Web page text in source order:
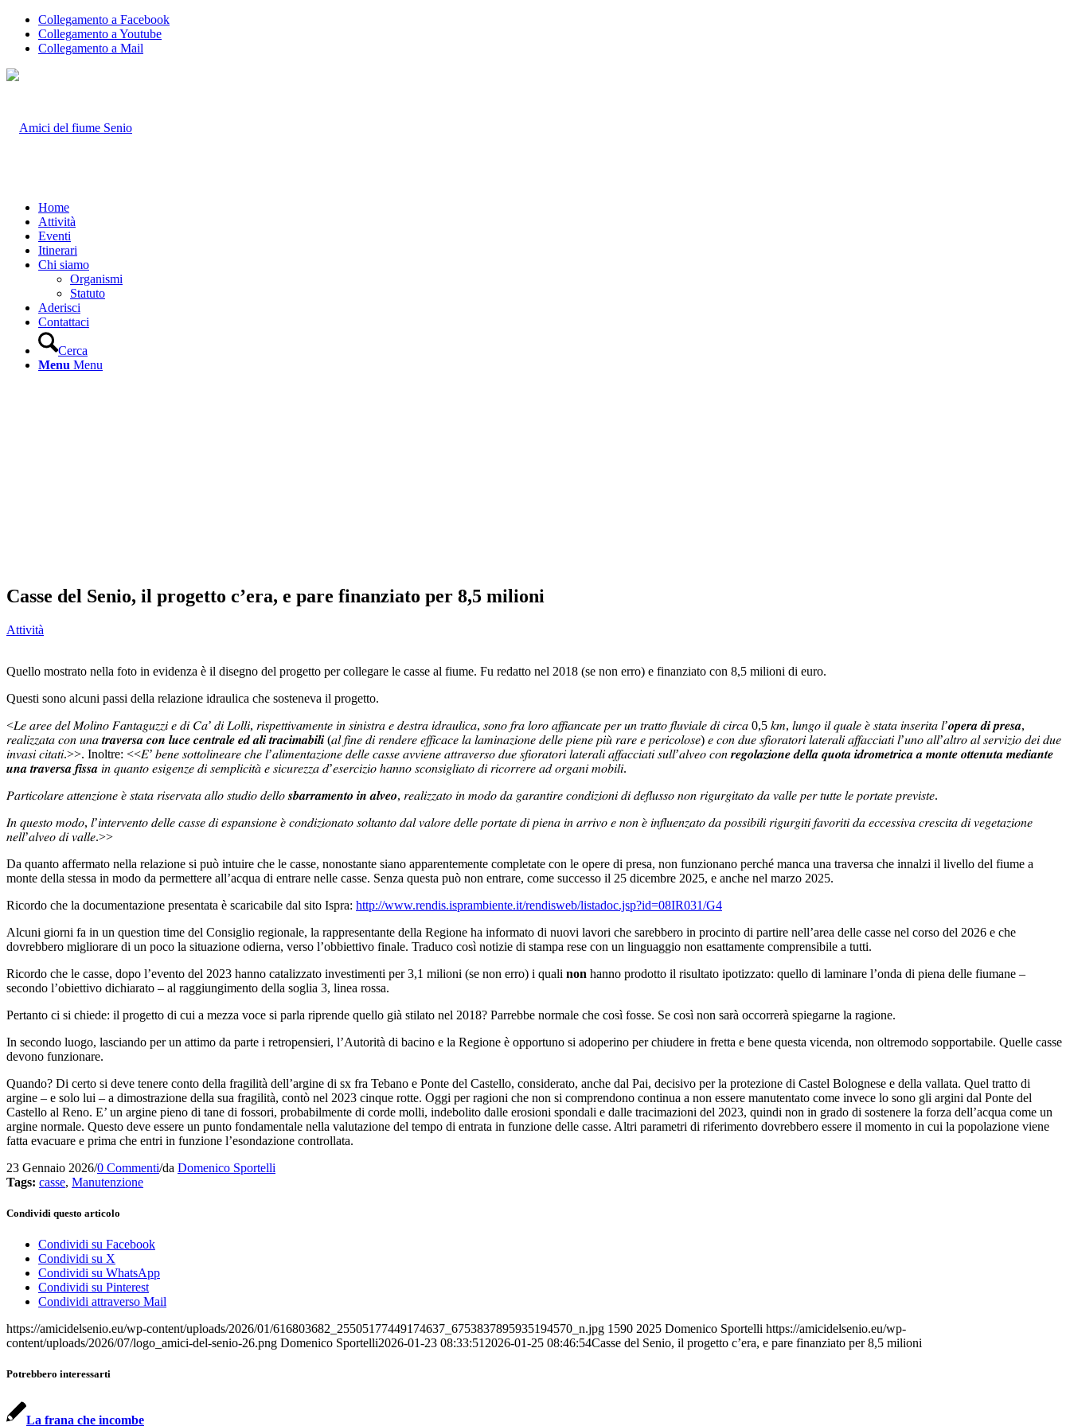
Collegamento a Facebook
Collegamento a Youtube
Collegamento a Mail
Home
Attività
Eventi
Itinerari
Chi siamo
Organismi
Statuto
Aderisci
Contattaci
Cerca
Menu Menu
Casse del Senio, il progetto c’era, e pare finanziato per 8,5 milioni
Attività
Quello mostrato nella foto in evidenza è il disegno del progetto per collegare le casse al fiume. Fu redatto nel 2018 (se non erro) e finanziato con 8,5 milioni di euro.
Questi sono alcuni passi della relazione idraulica che sosteneva il progetto.
<𝐿𝑒 𝑎𝑟𝑒𝑒 𝑑𝑒𝑙 𝑀𝑜𝑙𝑖𝑛𝑜 𝐹𝑎𝑛𝑡𝑎𝑔𝑢𝑧𝑧𝑖 𝑒 𝑑𝑖 𝐶𝑎’ 𝑑𝑖 𝐿𝑜𝑙𝑙𝑖, 𝑟𝑖𝑠𝑝𝑒𝑡𝑡𝑖𝑣𝑎𝑚𝑒𝑛𝑡𝑒 𝑖𝑛 𝑠𝑖𝑛𝑖𝑠𝑡𝑟𝑎 𝑒 𝑑𝑒𝑠𝑡𝑟𝑎 𝑖𝑑𝑟𝑎𝑢𝑙𝑖𝑐𝑎, 𝑠𝑜𝑛𝑜 𝑓𝑟𝑎 𝑙𝑜𝑟𝑜 𝑎𝑓𝑓𝑖𝑎𝑛𝑐𝑎𝑡𝑒 𝑝𝑒𝑟 𝑢𝑛 𝑡𝑟𝑎𝑡𝑡𝑜 𝑓𝑙𝑢𝑣𝑖𝑎𝑙𝑒 𝑑𝑖 𝑐𝑖𝑟𝑐𝑎 0,5 𝑘𝑚, 𝑙𝑢𝑛𝑔𝑜 𝑖𝑙 𝑞𝑢𝑎𝑙𝑒 𝑒̀ 𝑠𝑡𝑎𝑡𝑎 𝑖𝑛𝑠𝑒𝑟𝑖𝑡𝑎 𝑙’𝒐𝒑𝒆𝒓𝒂 𝒅𝒊 𝒑𝒓𝒆𝒔𝒂,
𝑟𝑒𝑎𝑙𝑖𝑧𝑧𝑎𝑡𝑎 𝑐𝑜𝑛 𝑢𝑛𝑎 𝒕𝒓𝒂𝒗𝒆𝒓𝒔𝒂 𝒄𝒐𝒏 𝒍𝒖𝒄𝒆 𝒄𝒆𝒏𝒕𝒓𝒂𝒍𝒆 𝒆𝒅 𝒂𝒍𝒊 𝒕𝒓𝒂𝒄𝒊𝒎𝒂𝒃𝒊𝒍𝒊 (𝑎𝑙 𝑓𝑖𝑛𝑒 𝑑𝑖 𝑟𝑒𝑛𝑑𝑒𝑟𝑒 𝑒𝑓𝑓𝑖𝑐𝑎𝑐𝑒 𝑙𝑎 𝑙𝑎𝑚𝑖𝑛𝑎𝑧𝑖𝑜𝑛𝑒 𝑑𝑒𝑙𝑙𝑒 𝑝𝑖𝑒𝑛𝑒 𝑝𝑖𝑢̀ 𝑟𝑎𝑟𝑒 𝑒 𝑝𝑒𝑟𝑖𝑐𝑜𝑙𝑜𝑠𝑒) 𝑒 𝑐𝑜𝑛 𝑑𝑢𝑒 𝑠𝑓𝑖𝑜𝑟𝑎𝑡𝑜𝑟𝑖 𝑙𝑎𝑡𝑒𝑟𝑎𝑙𝑖 𝑎𝑓𝑓𝑎𝑐𝑐𝑖𝑎𝑡𝑖 𝑙’𝑢𝑛𝑜 𝑎𝑙𝑙’𝑎𝑙𝑡𝑟𝑜 𝑎𝑙 𝑠𝑒𝑟𝑣𝑖𝑧𝑖𝑜 𝑑𝑒𝑖 𝑑𝑢𝑒
𝑖𝑛𝑣𝑎𝑠𝑖 𝑐𝑖𝑡𝑎𝑡𝑖.>>. Inoltre: <<𝐸’ 𝑏𝑒𝑛𝑒 𝑠𝑜𝑡𝑡𝑜𝑙𝑖𝑛𝑒𝑎𝑟𝑒 𝑐ℎ𝑒 𝑙’𝑎𝑙𝑖𝑚𝑒𝑛𝑡𝑎𝑧𝑖𝑜𝑛𝑒 𝑑𝑒𝑙𝑙𝑒 𝑐𝑎𝑠𝑠𝑒 𝑎𝑣𝑣𝑖𝑒𝑛𝑒 𝑎𝑡𝑡𝑟𝑎𝑣𝑒𝑟𝑠𝑜 𝑑𝑢𝑒 𝑠𝑓𝑖𝑜𝑟𝑎𝑡𝑜𝑟𝑖 𝑙𝑎𝑡𝑒𝑟𝑎𝑙𝑖 𝑎𝑓𝑓𝑎𝑐𝑐𝑖𝑎𝑡𝑖 𝑠𝑢𝑙𝑙’𝑎𝑙𝑣𝑒𝑜 𝑐𝑜𝑛 𝒓𝒆𝒈𝒐𝒍𝒂𝒛𝒊𝒐𝒏𝒆 𝒅𝒆𝒍𝒍𝒂 𝒒𝒖𝒐𝒕𝒂 𝒊𝒅𝒓𝒐𝒎𝒆𝒕𝒓𝒊𝒄𝒂 𝒂 𝒎𝒐𝒏𝒕𝒆 𝒐𝒕𝒕𝒆𝒏𝒖𝒕𝒂 𝒎𝒆𝒅𝒊𝒂𝒏𝒕𝒆
𝒖𝒏𝒂 𝒕𝒓𝒂𝒗𝒆𝒓𝒔𝒂 𝒇𝒊𝒔𝒔𝒂 𝑖𝑛 𝑞𝑢𝑎𝑛𝑡𝑜 𝑒𝑠𝑖𝑔𝑒𝑛𝑧𝑒 𝑑𝑖 𝑠𝑒𝑚𝑝𝑙𝑖𝑐𝑖𝑡𝑎̀ 𝑒 𝑠𝑖𝑐𝑢𝑟𝑒𝑧𝑧𝑎 𝑑’𝑒𝑠𝑒𝑟𝑐𝑖𝑧𝑖𝑜 ℎ𝑎𝑛𝑛𝑜 𝑠𝑐𝑜𝑛𝑠𝑖𝑔𝑙𝑖𝑎𝑡𝑜 𝑑𝑖 𝑟𝑖𝑐𝑜𝑟𝑟𝑒𝑟𝑒 𝑎𝑑 𝑜𝑟𝑔𝑎𝑛𝑖 𝑚𝑜𝑏𝑖𝑙𝑖.
𝑃𝑎𝑟𝑡𝑖𝑐𝑜𝑙𝑎𝑟𝑒 𝑎𝑡𝑡𝑒𝑛𝑧𝑖𝑜𝑛𝑒 𝑒̀ 𝑠𝑡𝑎𝑡𝑎 𝑟𝑖𝑠𝑒𝑟𝑣𝑎𝑡𝑎 𝑎𝑙𝑙𝑜 𝑠𝑡𝑢𝑑𝑖𝑜 𝑑𝑒𝑙𝑙𝑜 𝒔𝒃𝒂𝒓𝒓𝒂𝒎𝒆𝒏𝒕𝒐 𝒊𝒏 𝒂𝒍𝒗𝒆𝒐, 𝑟𝑒𝑎𝑙𝑖𝑧𝑧𝑎𝑡𝑜 𝑖𝑛 𝑚𝑜𝑑𝑜 𝑑𝑎 𝑔𝑎𝑟𝑎𝑛𝑡𝑖𝑟𝑒 𝑐𝑜𝑛𝑑𝑖𝑧𝑖𝑜𝑛𝑖 𝑑𝑖 𝑑𝑒𝑓𝑙𝑢𝑠𝑠𝑜 𝑛𝑜𝑛 𝑟𝑖𝑔𝑢𝑟𝑔𝑖𝑡𝑎𝑡𝑜 𝑑𝑎 𝑣𝑎𝑙𝑙𝑒 𝑝𝑒𝑟 𝑡𝑢𝑡𝑡𝑒 𝑙𝑒 𝑝𝑜𝑟𝑡𝑎𝑡𝑒 𝑝𝑟𝑒𝑣𝑖𝑠𝑡𝑒.
𝐼𝑛 𝑞𝑢𝑒𝑠𝑡𝑜 𝑚𝑜𝑑𝑜, 𝑙’𝑖𝑛𝑡𝑒𝑟𝑣𝑒𝑛𝑡𝑜 𝑑𝑒𝑙𝑙𝑒 𝑐𝑎𝑠𝑠𝑒 𝑑𝑖 𝑒𝑠𝑝𝑎𝑛𝑠𝑖𝑜𝑛𝑒 𝑒̀ 𝑐𝑜𝑛𝑑𝑖𝑧𝑖𝑜𝑛𝑎𝑡𝑜 𝑠𝑜𝑙𝑡𝑎𝑛𝑡𝑜 𝑑𝑎𝑙 𝑣𝑎𝑙𝑜𝑟𝑒 𝑑𝑒𝑙𝑙𝑒 𝑝𝑜𝑟𝑡𝑎𝑡𝑒 𝑑𝑖 𝑝𝑖𝑒𝑛𝑎 𝑖𝑛 𝑎𝑟𝑟𝑖𝑣𝑜 𝑒 𝑛𝑜𝑛 𝑒̀ 𝑖𝑛𝑓𝑙𝑢𝑒𝑛𝑧𝑎𝑡𝑜 𝑑𝑎 𝑝𝑜𝑠𝑠𝑖𝑏𝑖𝑙𝑖 𝑟𝑖𝑔𝑢𝑟𝑔𝑖𝑡𝑖 𝑓𝑎𝑣𝑜𝑟𝑖𝑡𝑖 𝑑𝑎 𝑒𝑐𝑐𝑒𝑠𝑠𝑖𝑣𝑎 𝑐𝑟𝑒𝑠𝑐𝑖𝑡𝑎 𝑑𝑖 𝑣𝑒𝑔𝑒𝑡𝑎𝑧𝑖𝑜𝑛𝑒
𝑛𝑒𝑙𝑙’𝑎𝑙𝑣𝑒𝑜 𝑑𝑖 𝑣𝑎𝑙𝑙𝑒.>>
Da quanto affermato nella relazione si può intuire che le casse, nonostante siano apparentemente completate con le opere di presa, non funzionano perché manca una traversa che innalzi il livello del fiume a
monte della stessa in modo da permettere all’acqua di entrare nelle casse. Senza questa può non entrare, come successo il 25 dicembre 2025, e anche nel marzo 2025.
Ricordo che la documentazione presentata è scaricabile dal sito Ispra: http://www.rendis.isprambiente.it/rendisweb/listadoc.jsp?id=08IR031/G4
Alcuni giorni fa in un question time del Consiglio regionale, la rappresentante della Regione ha informato di nuovi lavori che sarebbero in procinto di partire nell’area delle casse nel corso del 2026 e che
dovrebbero migliorare di un poco la situazione odierna, verso l’obbiettivo finale. Traduco così notizie di stampa rese con un linguaggio non esattamente comprensibile a tutti.
Ricordo che le casse, dopo l’evento del 2023 hanno catalizzato investimenti per 3,1 milioni (se non erro) i quali non hanno prodotto il risultato ipotizzato: quello di laminare l’onda di piena delle fiumane –
secondo l’obiettivo dichiarato – al raggiungimento della soglia 3, linea rossa.
Pertanto ci si chiede: il progetto di cui a mezza voce si parla riprende quello già stilato nel 2018? Parrebbe normale che così fosse. Se così non sarà occorrerà spiegarne la ragione.
In secondo luogo, lasciando per un attimo da parte i retropensieri, l’Autorità di bacino e la Regione è opportuno si adoperino per chiudere in fretta e bene questa vicenda, non oltremodo sopportabile. Quelle casse
devono funzionare.
Quando? Di certo si deve tenere conto della fragilità dell’argine di sx fra Tebano e Ponte del Castello, considerato, anche dal Pai, decisivo per la protezione di Castel Bolognese e della vallata. Quel tratto di
argine – e solo lui – a dimostrazione della sua fragilità, contò nel 2023 cinque rotte. Oggi per ragioni che non si comprendono continua a non essere manutentato come invece lo sono gli argini dal Ponte del
Castello al Reno. E’ un argine pieno di tane di fossori, probabilmente di corde molli, indebolito dalle erosioni spondali e dalle tracimazioni del 2023, quindi non in grado di sostenere la forza dell’acqua come un
argine normale. Questo deve essere un punto fondamentale nella valutazione del tempo di entrata in funzione delle casse. Altri parametri di riferimento dovrebbero essere il momento in cui la popolazione viene
fatta evacuare e prima che entri in funzione l’esondazione controllata.
23 Gennaio 2026/0 Commenti/da Domenico Sportelli
Tags: casse, Manutenzione
Condividi questo articolo
Condividi su Facebook
Condividi su X
Condividi su WhatsApp
Condividi su Pinterest
Condividi attraverso Mail
https://amicidelsenio.eu/wp-content/uploads/2026/01/616803682_25505177449174637_6753837895935194570_n.jpg 1590 2025 Domenico Sportelli https://amicidelsenio.eu/wp-
content/uploads/2026/07/logo_amici-del-senio-26.png Domenico Sportelli2026-01-23 08:33:51 2026-01-25 08:46:54Casse del Senio, il progetto c’era, e pare finanziato per 8,5 milioni
Potrebbero interessarti
La frana che incombe